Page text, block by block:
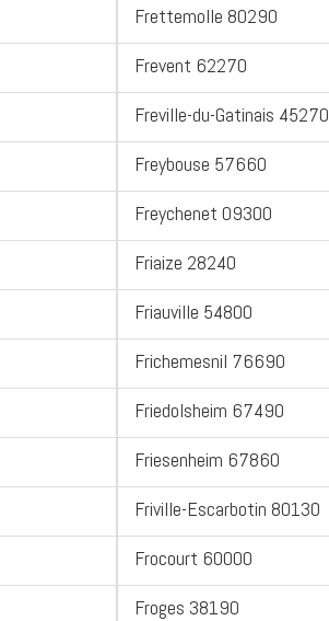
Frettemolle 80290
Frevent 62270
Freville-du-Gatinais 45270
Freybouse 57660
Freychenet 09300
Friaize 28240
Friauville 54800
Frichemesnil 76690
Friedolsheim 67490
Friesenheim 67860
Friville-Escarbotin 80130
Frocourt 60000
Froges 38190